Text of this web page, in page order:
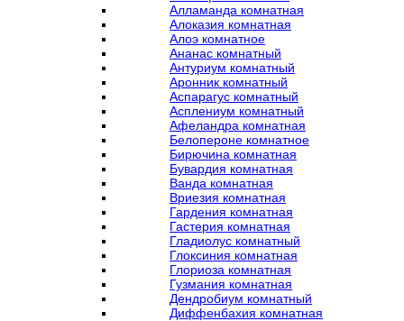
Алламанда комнатная
Алоказия комнатная
Алоэ комнатное
Ананас комнатный
Антуриум комнатный
Аронник комнатный
Аспарагус комнатный
Асплениум комнатный
Афеландра комнатная
Белопероне комнатное
Бирючина комнатная
Бувардия комнатная
Ванда комнатная
Вриезия комнатная
Гардения комнатная
Гастерия комнатная
Гладиолус комнатный
Глоксиния комнатная
Глориоза комнатная
Гузмания комнатная
Дендробиум комнатный
Диффенбахия комнатная